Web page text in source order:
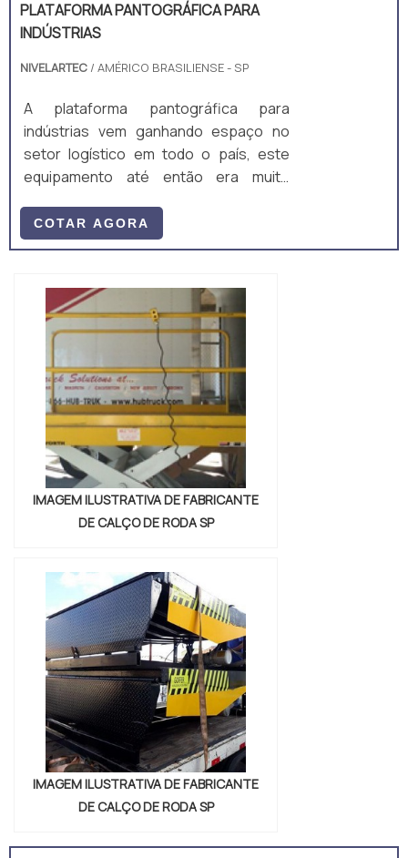
PLATAFORMA PANTOGRÁFICA PARA
INDÚSTRIAS
NIVELARTEC / AMÉRICO BRASILIENSE - SP
A plataforma pantográfica para
indústrias vem ganhando espaço no
setor logístico em todo o país, este
equipamento até então era muito
manutenção em alturas elevadas, mas
vem aumentando a sua aplicabilidade
espaço reduzido nos grandes centros
urbanos, as empresas não tem áreas
planas para ampliarem suas atividades,
é comum encontrar indústrias em
prédios não adequados com ...
COTAR AGORA
IMAGEM ILUSTRATIVA DE FABRICANTE
DE CALÇO DE RODA SP
IMAGEM ILUSTRATIVA DE FABRICANTE
DE CALÇO DE RODA SP